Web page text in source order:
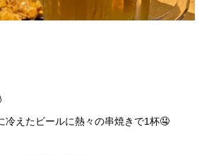
冷えたビールに熱々の串焼きで1杯🤤